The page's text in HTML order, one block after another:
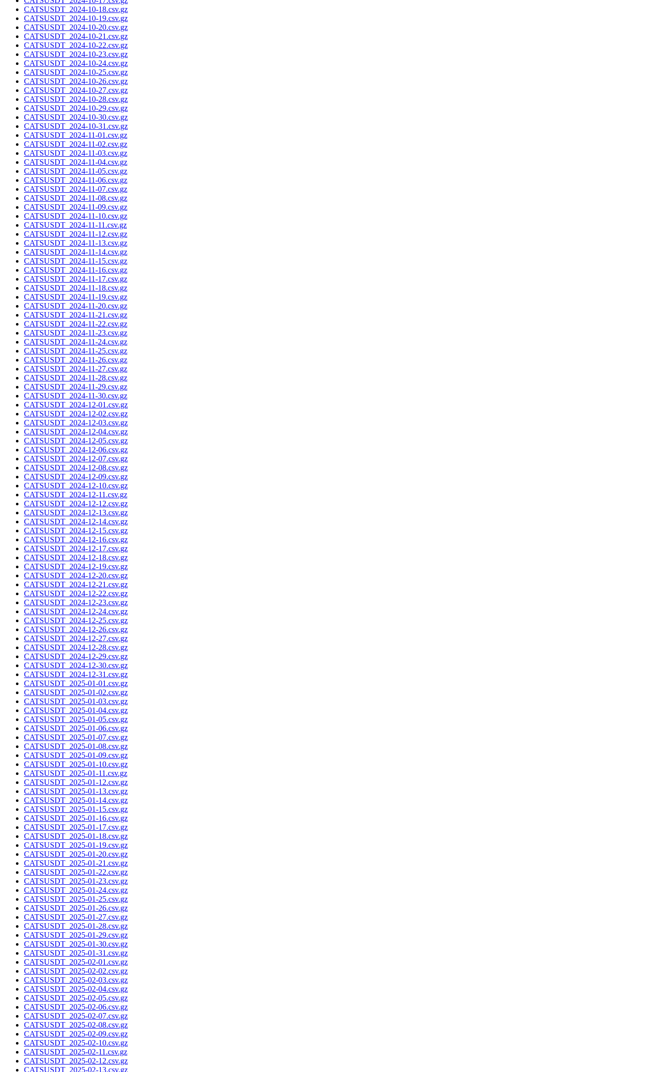
CATSUSDT_2024-10-18.csv.gz
CATSUSDT_2024-10-19.csv.gz
CATSUSDT_2024-10-20.csv.gz
CATSUSDT_2024-10-21.csv.gz
CATSUSDT_2024-10-22.csv.gz
CATSUSDT_2024-10-23.csv.gz
CATSUSDT_2024-10-24.csv.gz
CATSUSDT_2024-10-25.csv.gz
CATSUSDT_2024-10-26.csv.gz
CATSUSDT_2024-10-27.csv.gz
CATSUSDT_2024-10-28.csv.gz
CATSUSDT_2024-10-29.csv.gz
CATSUSDT_2024-10-30.csv.gz
CATSUSDT_2024-10-31.csv.gz
CATSUSDT_2024-11-01.csv.gz
CATSUSDT_2024-11-02.csv.gz
CATSUSDT_2024-11-03.csv.gz
CATSUSDT_2024-11-04.csv.gz
CATSUSDT_2024-11-05.csv.gz
CATSUSDT_2024-11-06.csv.gz
CATSUSDT_2024-11-07.csv.gz
CATSUSDT_2024-11-08.csv.gz
CATSUSDT_2024-11-09.csv.gz
CATSUSDT_2024-11-10.csv.gz
CATSUSDT_2024-11-11.csv.gz
CATSUSDT_2024-11-12.csv.gz
CATSUSDT_2024-11-13.csv.gz
CATSUSDT_2024-11-14.csv.gz
CATSUSDT_2024-11-15.csv.gz
CATSUSDT_2024-11-16.csv.gz
CATSUSDT_2024-11-17.csv.gz
CATSUSDT_2024-11-18.csv.gz
CATSUSDT_2024-11-19.csv.gz
CATSUSDT_2024-11-20.csv.gz
CATSUSDT_2024-11-21.csv.gz
CATSUSDT_2024-11-22.csv.gz
CATSUSDT_2024-11-23.csv.gz
CATSUSDT_2024-11-24.csv.gz
CATSUSDT_2024-11-25.csv.gz
CATSUSDT_2024-11-26.csv.gz
CATSUSDT_2024-11-27.csv.gz
CATSUSDT_2024-11-28.csv.gz
CATSUSDT_2024-11-29.csv.gz
CATSUSDT_2024-11-30.csv.gz
CATSUSDT_2024-12-01.csv.gz
CATSUSDT_2024-12-02.csv.gz
CATSUSDT_2024-12-03.csv.gz
CATSUSDT_2024-12-04.csv.gz
CATSUSDT_2024-12-05.csv.gz
CATSUSDT_2024-12-06.csv.gz
CATSUSDT_2024-12-07.csv.gz
CATSUSDT_2024-12-08.csv.gz
CATSUSDT_2024-12-09.csv.gz
CATSUSDT_2024-12-10.csv.gz
CATSUSDT_2024-12-11.csv.gz
CATSUSDT_2024-12-12.csv.gz
CATSUSDT_2024-12-13.csv.gz
CATSUSDT_2024-12-14.csv.gz
CATSUSDT_2024-12-15.csv.gz
CATSUSDT_2024-12-16.csv.gz
CATSUSDT_2024-12-17.csv.gz
CATSUSDT_2024-12-18.csv.gz
CATSUSDT_2024-12-19.csv.gz
CATSUSDT_2024-12-20.csv.gz
CATSUSDT_2024-12-21.csv.gz
CATSUSDT_2024-12-22.csv.gz
CATSUSDT_2024-12-23.csv.gz
CATSUSDT_2024-12-24.csv.gz
CATSUSDT_2024-12-25.csv.gz
CATSUSDT_2024-12-26.csv.gz
CATSUSDT_2024-12-27.csv.gz
CATSUSDT_2024-12-28.csv.gz
CATSUSDT_2024-12-29.csv.gz
CATSUSDT_2024-12-30.csv.gz
CATSUSDT_2024-12-31.csv.gz
CATSUSDT_2025-01-01.csv.gz
CATSUSDT_2025-01-02.csv.gz
CATSUSDT_2025-01-03.csv.gz
CATSUSDT_2025-01-04.csv.gz
CATSUSDT_2025-01-05.csv.gz
CATSUSDT_2025-01-06.csv.gz
CATSUSDT_2025-01-07.csv.gz
CATSUSDT_2025-01-08.csv.gz
CATSUSDT_2025-01-09.csv.gz
CATSUSDT_2025-01-10.csv.gz
CATSUSDT_2025-01-11.csv.gz
CATSUSDT_2025-01-12.csv.gz
CATSUSDT_2025-01-13.csv.gz
CATSUSDT_2025-01-14.csv.gz
CATSUSDT_2025-01-15.csv.gz
CATSUSDT_2025-01-16.csv.gz
CATSUSDT_2025-01-17.csv.gz
CATSUSDT_2025-01-18.csv.gz
CATSUSDT_2025-01-19.csv.gz
CATSUSDT_2025-01-20.csv.gz
CATSUSDT_2025-01-21.csv.gz
CATSUSDT_2025-01-22.csv.gz
CATSUSDT_2025-01-23.csv.gz
CATSUSDT_2025-01-24.csv.gz
CATSUSDT_2025-01-25.csv.gz
CATSUSDT_2025-01-26.csv.gz
CATSUSDT_2025-01-27.csv.gz
CATSUSDT_2025-01-28.csv.gz
CATSUSDT_2025-01-29.csv.gz
CATSUSDT_2025-01-30.csv.gz
CATSUSDT_2025-01-31.csv.gz
CATSUSDT_2025-02-01.csv.gz
CATSUSDT_2025-02-02.csv.gz
CATSUSDT_2025-02-03.csv.gz
CATSUSDT_2025-02-04.csv.gz
CATSUSDT_2025-02-05.csv.gz
CATSUSDT_2025-02-06.csv.gz
CATSUSDT_2025-02-07.csv.gz
CATSUSDT_2025-02-08.csv.gz
CATSUSDT_2025-02-09.csv.gz
CATSUSDT_2025-02-10.csv.gz
CATSUSDT_2025-02-11.csv.gz
CATSUSDT_2025-02-12.csv.gz
CATSUSDT_2025-02-13.csv.gz